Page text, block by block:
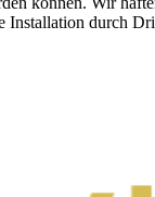
Installation durch